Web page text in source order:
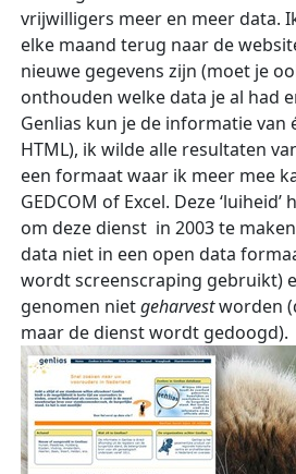
vrijwilligers meer en meer data.
elke maand terug naar de
nieuwe gegevens zijn (moet je
onthouden welke data je al had
Genlias kun je de informatie van
HTML), ik wilde alle resultaten
een formaat waar ik meer mee
GEDCOM of Excel. Deze
om deze dienst in 2003 te
data niet in een open data
wordt screenscraping gebruikt)
genomen nietgeharvestworden
maar de dienst wordt gedoogd).